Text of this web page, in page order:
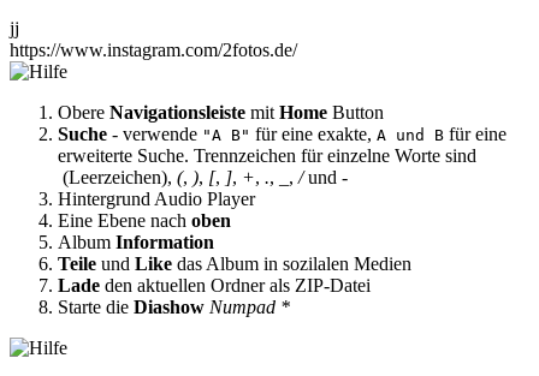
jj
https://www.instagram.com/2fotos.de/
Obere Navigationsleiste mit Home Button
Suche - verwende "A B" für eine exakte, A und B für eine
erweiterte Suche. Trennzeichen für einzelne Worte sind
(Leerzeichen), (, ), [, ], +, ., , /und -
Hintergrund Audio Player
Eine Ebene nach oben
Album Information
Teile und Like das Album in sozilalen Medien
Lade den aktuellen Ordner als ZIP-Datei
Starte die Diashow Numpad *